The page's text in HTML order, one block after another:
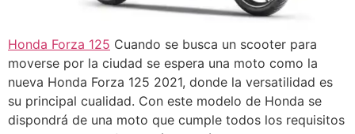
Honda Forza 125 Cuando se busca un scooter para
moverse por la ciudad se espera una moto como la
nueva Honda Forza 125 2021, donde la versatilidad es
su principal cualidad. Con este modelo de Honda se
dispondrá de una moto que cumple todos los requisitos